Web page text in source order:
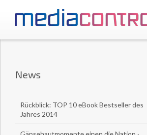
News
Rückblick: TOP 10 eBook Bestseller des
Jahres 2014